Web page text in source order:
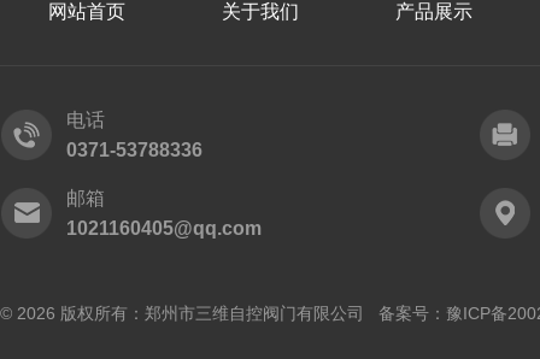
网站首页 关于我们 产品展示
电话
0371-53788336
邮箱
1021160405@qq.com
© 2026 版权所有：郑州市三维自控阀门有限公司 备案号： 豫ICP备